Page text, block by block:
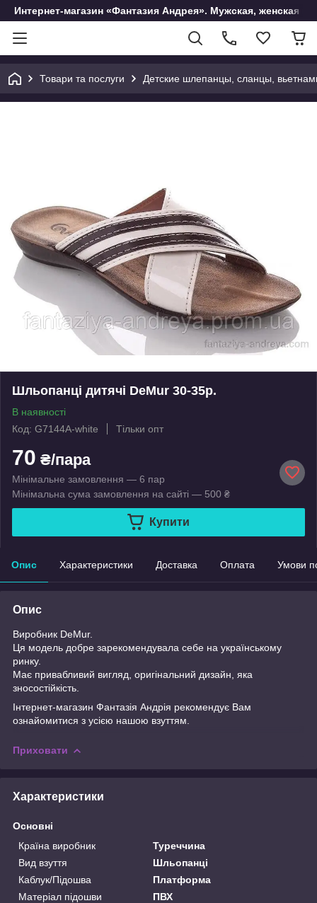
Интернет-магазин «Фантазия Андрея». Мужская, женская и
Товари та послуги Детские шлепанцы, сланцы,
Шльопанці дитячі DeMur 30-35р.
В наявності
Код: G7144A-white
Тільки опт
70 ₴/пара
Мінімальне замовлення — 6 пар
Мінімальна сума замовлення на сайті — 500 ₴
Купити
Опис Характеристики Доставка Оплата Умови
Опис
Виробник DeMur.
Ця модель добре зарекомендувала себе на українському
ринку.
Має привабливий вигляд, оригінальний дизайн, яка
зносостійкість.
Інтернет-магазин Фантазія Андрія рекомендує Вам
ознайомитися з усією нашою взуттям.
Приховати
Характеристики
Основні
Країна виробник
Туреччина
Вид взуття
Шльопанці
Каблук/Підошва
Платформа
Матеріал підошви
ПВХ